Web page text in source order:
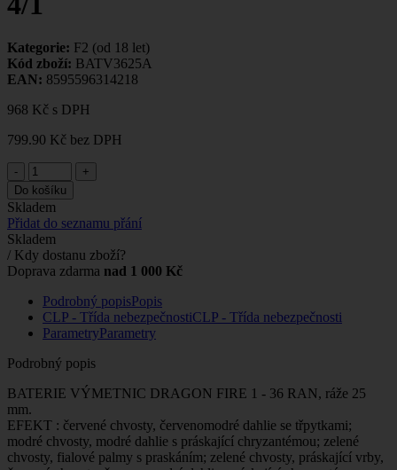
Kategorie: F2 (od 18 let)
Kód zboží: BATV3625A
EAN: 8595596314218
968 Kč s DPH
799.90 Kč bez DPH
-
+
Do košíku
Skladem
Přidat do seznamu přání
Skladem
/ Kdy dostanu zboží?
Doprava zdarma nad 1 000 Kč
Podrobný popisPopis
CLP - Třída nebezpečnostiCLP - Třída nebezpečnosti
ParametryParametry
Podrobný popis
BATERIE VÝMETNIC DRAGON FIRE 1 - 36 RAN, ráže 25
mm.
EFEKT : červené chvosty, červenomodré dahlie se třpytkami;
modré chvosty, modré dahlie s práskající chryzantémou; zelené
chvosty, fialové palmy s praskáním; zelené chvosty, práskající vrby,